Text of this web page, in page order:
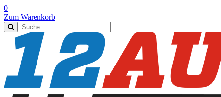
0
Zum Warenkorb